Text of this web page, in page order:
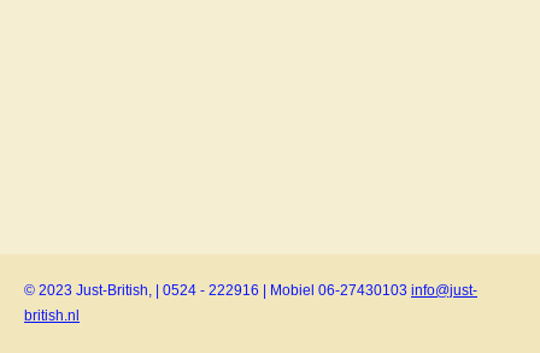
© 2023 Just-British, | 0524 - 222916 | Mobiel 06-27430103 info@just-
british.nl